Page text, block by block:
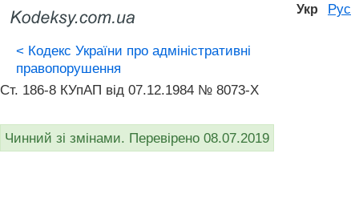
Укр Рус
< Кодекс України про адміністративні
правопорушення
Ст. 186-8 КУпАП вiд 07.12.1984 № 8073-X
Чинний зі змінами. Перевірено 08.07.2019